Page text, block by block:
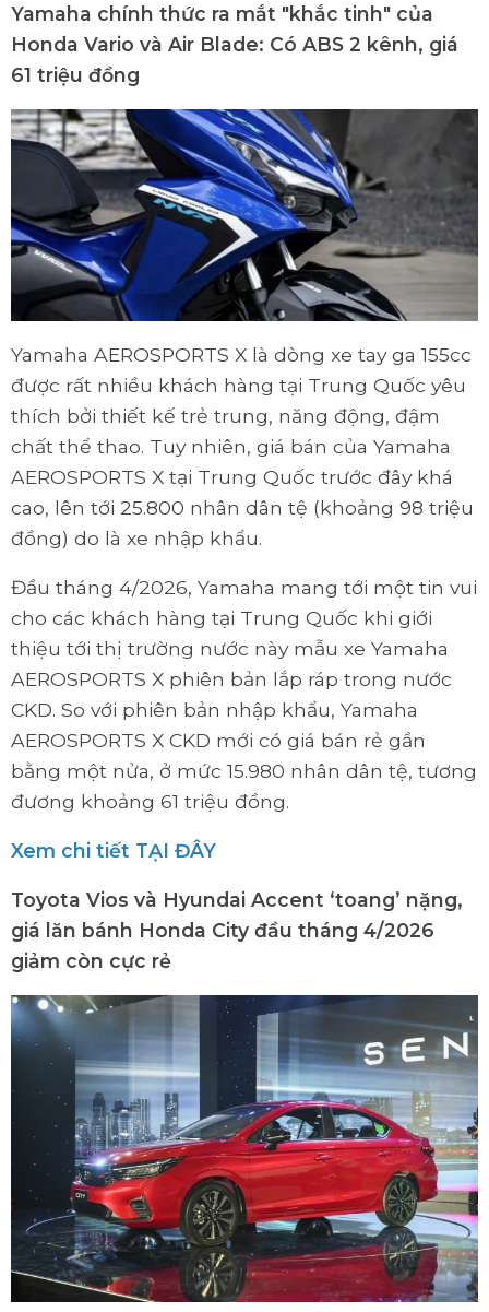
Yamaha chính thức ra mắt "khắc tinh" của
Honda Vario và Air Blade: Có ABS 2 kênh, giá
61 triệu đồng
Yamaha AEROSPORTS X là dòng xe tay ga 155cc
được rất nhiều khách hàng tại Trung Quốc yêu
thích bởi thiết kế trẻ trung, năng động, đậm
chất thể thao. Tuy nhiên, giá bán của Yamaha
AEROSPORTS X tại Trung Quốc trước đây khá
cao, lên tới 25.800 nhân dân tệ (khoảng 98 triệu
đồng) do là xe nhập khẩu.
Đầu tháng 4/2026, Yamaha mang tới một tin vui
cho các khách hàng tại Trung Quốc khi giới
thiệu tới thị trường nước này mẫu xe Yamaha
AEROSPORTS X phiên bản lắp ráp trong nước
CKD. So với phiên bản nhập khẩu, Yamaha
AEROSPORTS X CKD mới có giá bán rẻ gần
bằng một nửa, ở mức 15.980 nhân dân tệ, tương
đương khoảng 61 triệu đồng.
Xem chi tiết TẠI ĐÂY
Toyota Vios và Hyundai Accent ‘toang’ nặng,
giá lăn bánh Honda City đầu tháng 4/2026
giảm còn cực rẻ